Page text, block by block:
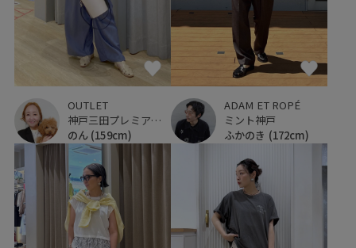
OUTLET
神戸三田プレミアム・アウトレット
のん (159cm)
ADAM ET ROPÉ
ミント神戸
ふかのき (172cm)